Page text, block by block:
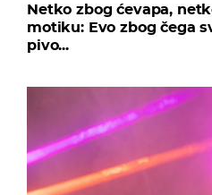
Netko zbog ćevapa,
motiku: Evo zbog čega
pivo...